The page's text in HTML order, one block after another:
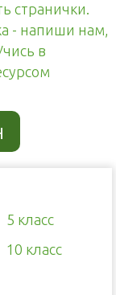
странички.
- напиши нам,
в
5 класс
10 класс